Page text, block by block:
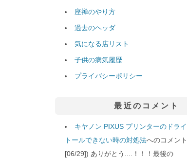
座禅のやり方
過去のヘッダ
気になる店リスト
子供の病気履歴
プライバシーポリシー
最近のコメント
キヤノン PIXUS プリンターのドラ
トールできない時の対処法へのコメン
[06/29]) ありがとう....！！！最後の